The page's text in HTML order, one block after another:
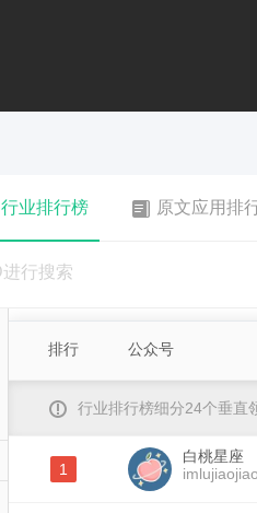
行业排行榜 原文应用排
排行 公众号
行业排行榜细分24个垂直
1
白桃星座